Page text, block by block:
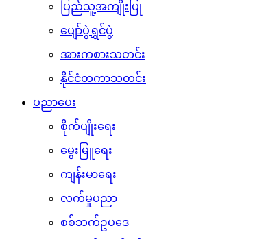
ပြည်သူ့အကျိုးပြု
ပျော်ပွဲရွှင်ပွဲ
အားကစားသတင်း
နိုင်ငံတကာသတင်း
ပညာပေး
စိုက်ပျိုးရေး
မွေးမြူရေး
ကျန်းမာရေး
လက်မှုပညာ
စစ်ဘက်ဥပဒေ